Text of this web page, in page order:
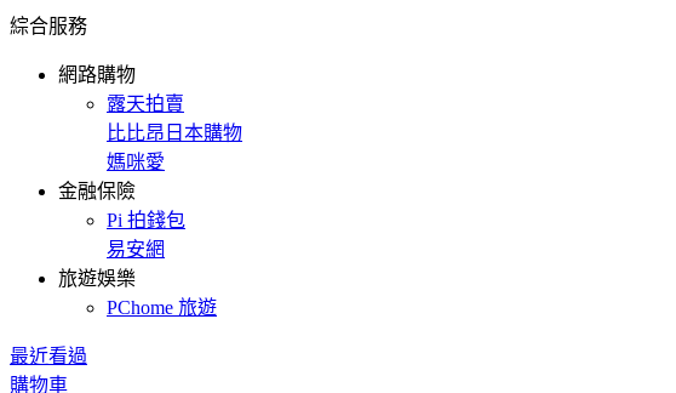
綜合服務
網路購物
露天拍賣
比比昂日本購物
媽咪愛
金融保險
Pi 拍錢包
易安網
旅遊娛樂
PChome 旅遊
最近看過
購物車